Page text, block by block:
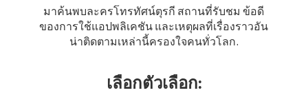
มาค้นพบละครโทรทัศน์ตุรกี สถานที่รับชม ข้อดี
ของการใช้แอปพลิเคชัน และเหตุผลที่เรื่องราวอัน
น่าติดตามเหล่านี้ครองใจคนทั่วโลก.
เลือกตัวเลือก: